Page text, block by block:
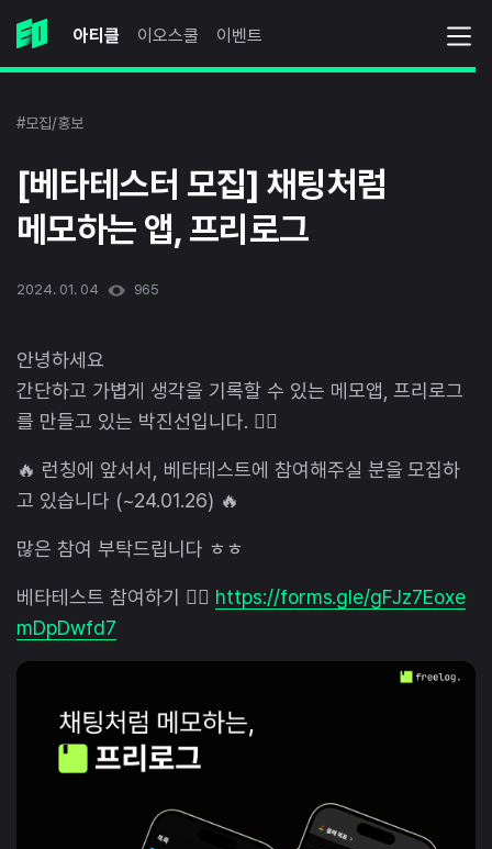
아티클 이오스쿨 이벤트
#모집/홍보
[베타테스터 모집] 채팅처럼
메모하는 앱, 프리로그
2024. 01. 04 965
안녕하세요
간단하고 가볍게 생각을 기록할 수 있는 메모앱, 프리로그
를 만들고 있는 박진선입니다. 🙇‍♀️
🔥 런칭에 앞서서, 베타테스트에 참여해주실 분을 모집하
고 있습니다 (~24.01.26) 🔥
많은 참여 부탁드립니다 ㅎㅎ
베타테스트 참여하기 👉🏻 https://forms.gle/gFJz7Eoxe
mDpDwfd7